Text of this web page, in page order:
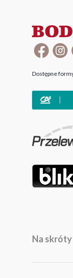
Dostępne
Na skróty